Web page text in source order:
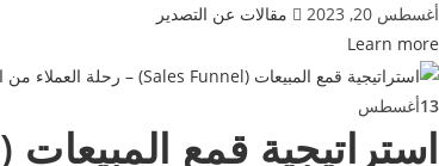
أغسطس 20, 2023
مقالات عن التصدير
Learn more
13أغسطس
استراتيجية قمع المبيعات (Sales Funnel) – رحلة العملاء من الوعي إلى المبيعات